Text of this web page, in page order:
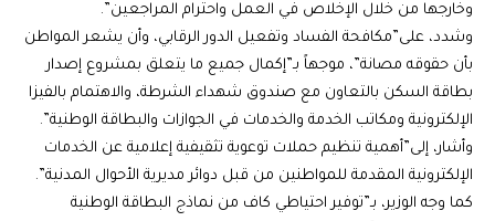
وخارجها من خلال الإخلاص في العمل واحترام المراجعين”.
وشدد، على”مكافحة الفساد وتفعيل الدور الرقابي، وأن يشعر المواطن
بأن حقوقه مصانة”، موجهاً بـ”إكمال جميع ما يتعلق بمشروع إصدار
بطاقة السكن بالتعاون مع صندوق شهداء الشرطة، والاهتمام بالفيزا
الإلكترونية ومكاتب الخدمة والخدمات في الجوازات والبطاقة الوطنية”.
وأشار، إلى”أهمية تنظيم حملات توعوية تثقيفية إعلامية عن الخدمات
الإلكترونية المقدمة للمواطنين من قبل دوائر مديرية الأحوال المدنية”.
كما وجه الوزير، بـ”توفير احتياطي كاف من نماذج البطاقة الوطنية